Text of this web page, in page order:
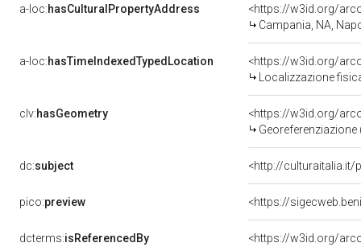
a-loc:hasCulturalPropertyAddress
<https://w3id.org/
Campania, NA,
a-loc:hasTimeIndexedTypedLocation
<https://w3id.org/
Localizzazione
clv:hasGeometry
<https://w3id.org/
dc:subject <http://culturaitalia.it/
pico:preview <https://
dcterms:isReferencedBy
<https://w3id.org/